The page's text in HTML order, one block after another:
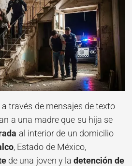
través de mensajes de texto
a una madre que su hija se
al interior de un domicilio
, Estado de México,
de una joven y la detención de